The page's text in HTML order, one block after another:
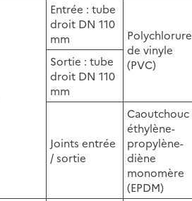
Entrée : tube
droit DN 110
mm
Polychlorure
de vinyle
(PVC)
Sortie : tube
droit DN 110
mm
Joints entrée
/ sortie
Caoutchouc
éthylène-
propylène-
diène
monomère
(EPDM)